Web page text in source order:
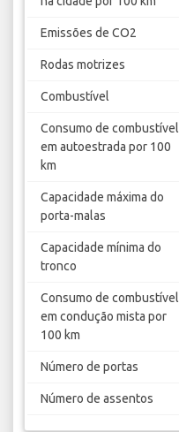
Emissões de CO2
Rodas motrizes
Combustível
Consumo de combustível
em autoestrada por 100
km
Capacidade máxima do
porta-malas
Capacidade mínima do
tronco
Consumo de combustível
em condução mista por
100 km
Número de portas
Número de assentos